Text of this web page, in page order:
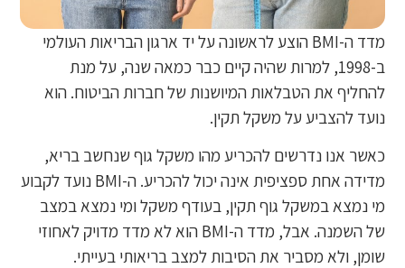
מדד ה-BMI הוצע לראשונה על יד ארגון הבריאות העולמי
ב-1998, למרות שהיה קיים כבר כמאה שנה, על מנת
להחליף את הטבלאות המיושנות של חברות הביטוח. הוא
נועד להצביע על משקל תקין.
כאשר אנו נדרשים להכריע מהו משקל גוף שנחשב בריא,
מדידה אחת ספציפית אינה יכול להכריע. ה-BMI נועד לקבוע
מי נמצא במשקל גוף תקין, בעודף משקל ומי נמצא במצב
של השמנה. אבל, מדד ה-BMI הוא לא מדד מדויק לאחוזי
שומן, ולא מסביר את הסיבות למצב בריאותי בעייתי.